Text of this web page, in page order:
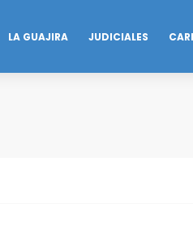
LA GUAJIRA JUDICIALES